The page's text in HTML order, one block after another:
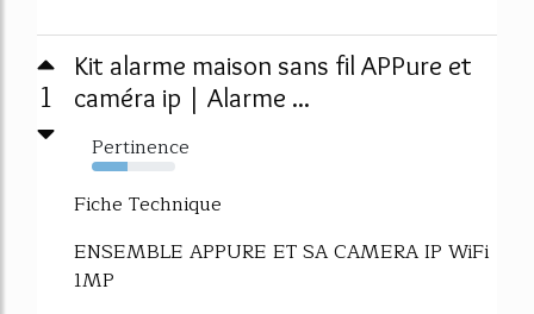
1
Kit alarme maison sans fil APPure et
caméra ip | Alarme ...
Pertinence
43%
Fiche Technique
ENSEMBLE APPURE ET SA CAMERA IP WiFi
1MP